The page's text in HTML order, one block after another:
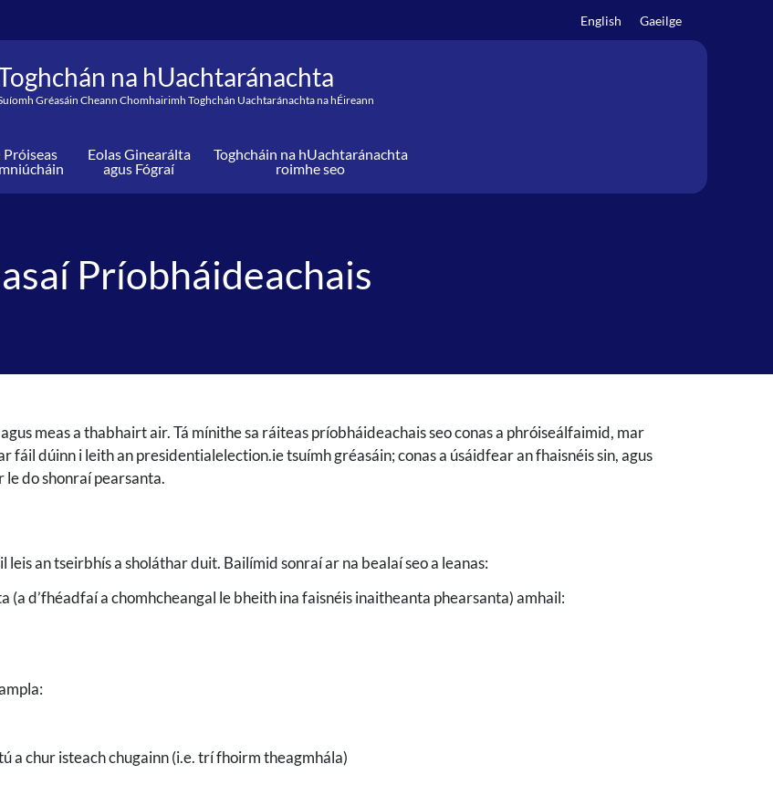
English Gaeilge
na hUachtaránachta
Gréasáin Cheann Chomhairimh Toghchán Uachtaránachta na hÉireann
Próiseas
Eolas Ginearálta
agus Fógraí
Toghcháin na hUachtaránachta
roimhe seo
Príobháideachais
meas a thabhairt air. Tá mínithe sa ráiteas príobháideachais seo conas a phróiseálfaimid, mar
fáil dúinn i leith an presidentialelection.ie tsuímh gréasáin; conas a úsáidfear an fhaisnéis sin, agus
do shonraí pearsanta.
an tseirbhís a sholáthar duit. Bailímid sonraí ar na bealaí seo a leanas:
(a d’fhéadfaí a chomhcheangal le bheith ina faisnéis inaitheanta phearsanta) amhail:
a chur isteach chugainn (i.e. trí fhoirm theagmhála)